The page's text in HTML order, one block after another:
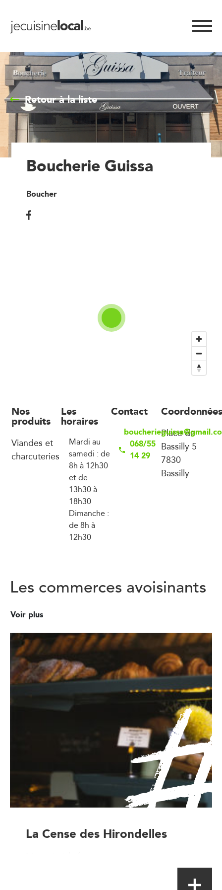
Retour à la liste
Boucherie Guissa
Boucher
Nos
produits
Viandes et
charcuteries
Les
horaires
Mardi au
samedi : de
8h à 12h30
et de
13h30 à
18h30
Dimanche :
de 8h à
12h30
Contact
068/55
14 29
Coordonnées
Place de
Bassilly 5
7830
Bassilly
Les commerces avoisinants
Voir plus
La Cense des Hirondelles